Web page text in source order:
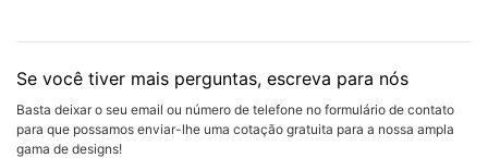
Se você tiver mais perguntas, escreva para nós
Basta deixar o seu email ou número de telefone no formulário de contato
para que possamos enviar-lhe uma cotação gratuita para a nossa ampla
gama de designs!